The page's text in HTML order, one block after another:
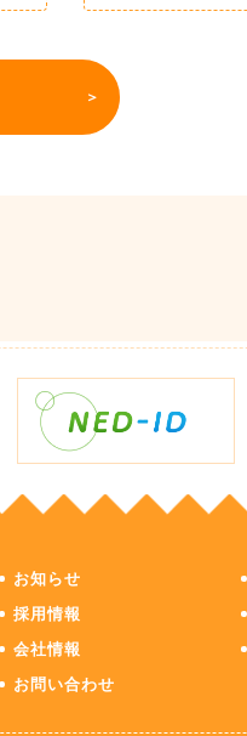
お知らせ
採用情報
会社情報
お問い合わせ